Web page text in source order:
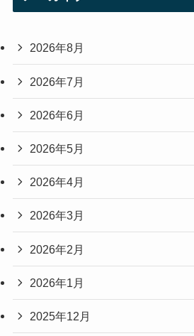
2026年8月
2026年7月
2026年6月
2026年5月
2026年4月
2026年3月
2026年2月
2026年1月
2025年12月